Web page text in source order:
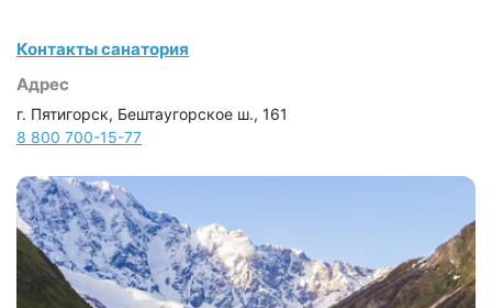
Контакты санатория
Адрес
г. Пятигорск, Бештаугорское ш., 161
8 800 700-15-77